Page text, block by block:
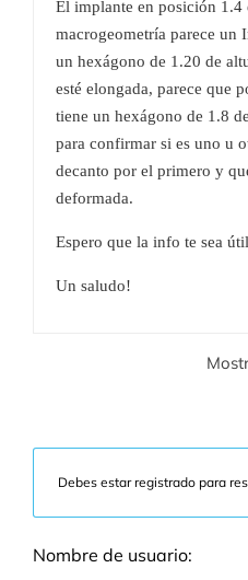
El implante en posición 1.4
macrogeometría parece un
un hexágono de 1.20 de
esté elongada, parece que
tiene un hexágono de 1.8
para confirmar si es uno u
decanto por el primero y
deformada.
Espero que la info te sea
Un saludo!
Debes estar registrado para
Nombre de usuario: